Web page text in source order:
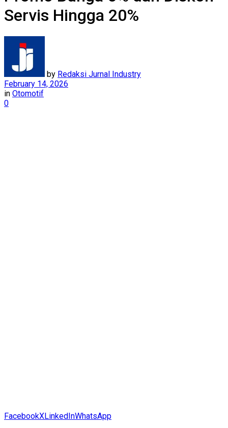
Servis Hingga 20%
by Redaksi Jurnal Industry
February 14, 2026
in Otomotif
0
FacebookXLinkedInWhatsApp